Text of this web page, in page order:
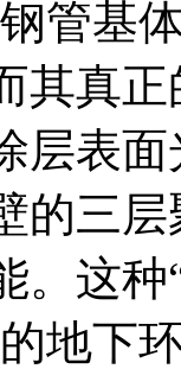
管基
其真
层表
的三
。这
地下